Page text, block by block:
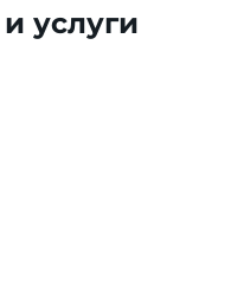
услуги